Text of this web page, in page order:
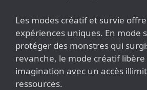
Les modes créatif et survie
expériences uniques. En mode
protéger des monstres qui
revanche, le mode créatif
imagination avec un accès
ressources.